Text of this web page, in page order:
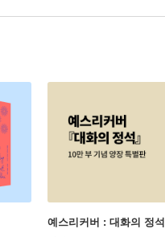
예스리커버 : 대화의 정석